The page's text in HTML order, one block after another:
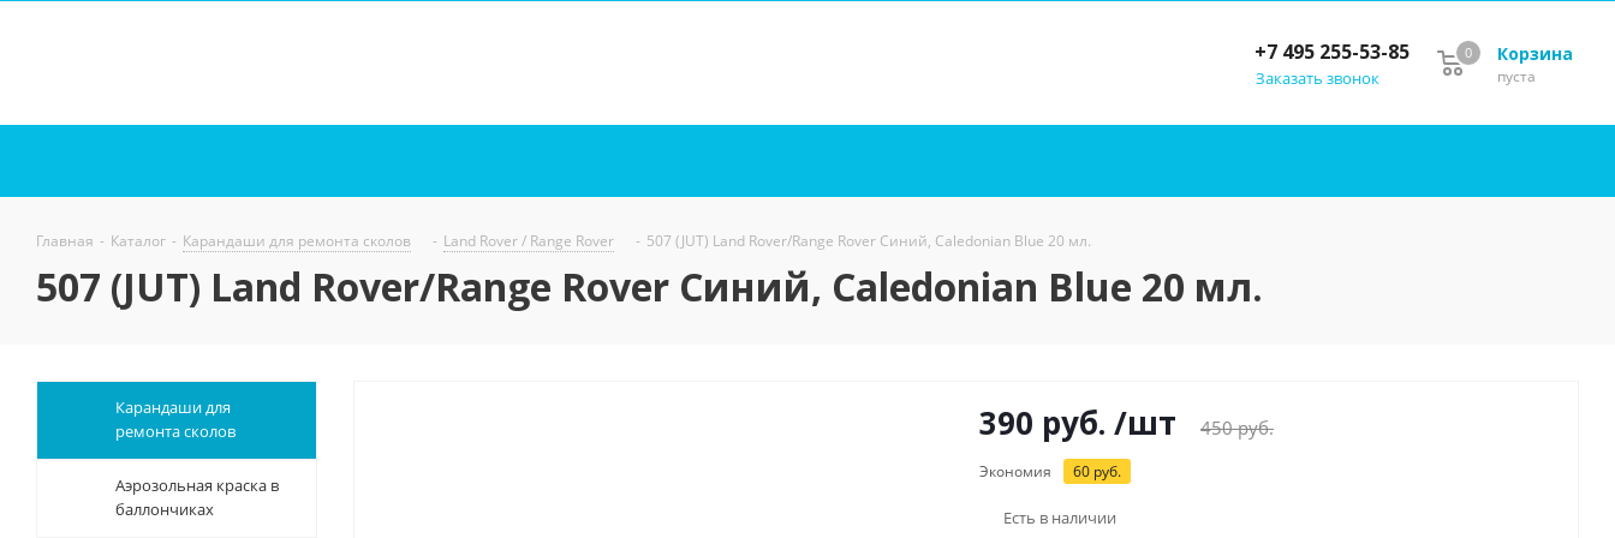
Корзина
пуста
0
+7 495 255-53-85
Заказать звонок
Главная - Каталог - Карандаши для ремонта сколов - Land Rover / Range Rover - 507 (JUT) Land Rover/Range Rover Синий, Caledonian Blue 20 мл.
507 (JUT) Land Rover/Range Rover Синий, Caledonian Blue 20 мл.
390 руб. /шт 450руб.
Экономия 60 руб.
Есть в наличии
Карандаши для
ремонта сколов
Аэрозольная краска в
баллончиках